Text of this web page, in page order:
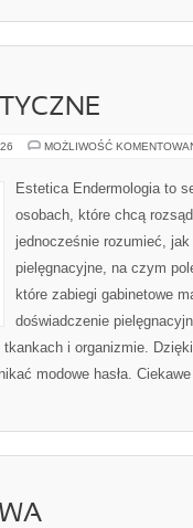
MOŻLIWOŚĆ
Estetica Endermologia to
osobach, które chcą
jednocześnie rozumieć, jak
pielęgnacyjne, na czym
które zabiegi gabinetowe
doświadczenie
i organizmie.
modowe hasła.